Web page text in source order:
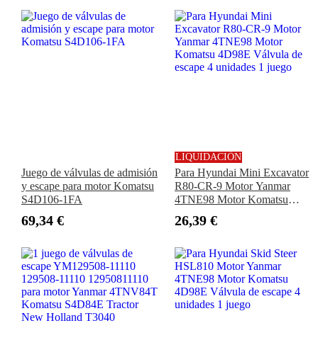
Juego de válvulas de admisión
y escape para motor Komatsu
S4D106-1FA
69,34 €
LIQUIDACIÓN
Para Hyundai Mini Excavator
R80-CR-9 Motor Yanmar
4TNE98 Motor Komatsu
unidades 1 juego
26,39 €